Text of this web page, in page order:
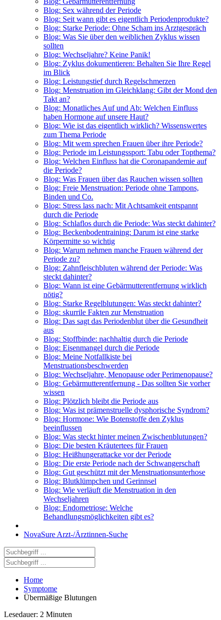
Blog: Sex während der Periode
Blog: Seit wann gibt es eigentlich Periodenprodukte?
Blog: Starke Periode: Ohne Scham ins Arztgespräch
Blog: Was Sie über den weiblichen Zyklus wissen
sollten
Blog: Wechseljahre? Keine Panik!
Blog: Zyklus dokumentieren: Behalten Sie Ihre Regel
im Blick
Blog: Leistungstief durch Regelschmerzen
Blog: Menstruation im Gleichklang: Gibt der Mond den
Takt an?
Blog: Monatliches Auf und Ab: Welchen Einfluss
haben Hormone auf unsere Haut?
Blog: Wie ist das eigentlich wirklich? Wissenswertes
zum Thema Periode
Blog: Mit wem sprechen Frauen über ihre Periode?
Blog: Periode im Leistungssport: Tabu oder Topthema?
Blog: Welchen Einfluss hat die Coronapandemie auf
die Periode?
Blog: Was Frauen über das Rauchen wissen sollten
Blog: Freie Menstruation: Periode ohne Tampons,
Binden und Co.
Blog: Stress lass nach: Mit Achtsamkeit entspannt
durch die Periode
Blog: Schlaflos durch die Periode: Was steckt dahinter?
Blog: Beckenbodentraining: Darum ist eine starke
Körpermitte so wichtig
Blog: Warum nehmen manche Frauen während der
Periode zu?
Blog: Zahnfleischbluten während der Periode: Was
steckt dahinter?
Blog: Wann ist eine Gebärmutterentfernung wirklich
nötig?
Blog: Starke Regelblutungen: Was steckt dahinter?
Blog: skurrile Fakten zur Menstruation
Blog: Das sagt das Periodenblut über die Gesundheit
aus
Blog: Stoffbinde: nachhaltig durch die Periode
Blog: Eisenmangel durch die Periode
Blog: Meine Notfallkiste bei
Menstruationsbeschwerden
Blog: Wechseljahre, Menopause oder Perimenopause?
Blog: Gebärmutterentfernung - Das sollten Sie vorher
wissen
Blog: Plötzlich bleibt die Periode aus
Blog: Was ist prämenstruelle dysphorische Syndrom?
Blog: Hormone: Wie Botenstoffe den Zyklus
beeinflussen
Blog: Was steckt hinter meinen Zwischenblutungen?
Blog: Die besten Kräutertees für Frauen
Blog: Heißhungerattacke vor der Periode
Blog: Die erste Periode nach der Schwangerschaft
Blog: Gut geschützt mit der Menstruationsunterhose
Blog: Blutklümpchen und Gerinnsel
Blog: Wie verläuft die Menstruation in den
Wechseljahren
Blog: Endometriose: Welche
Behandlungsmöglichkeiten gibt es?
NovaSure Arzt-/Ärztinnen-Suche
Home
Symptome
Übermäßige Blutungen
Lesedauer: 2 Minuten